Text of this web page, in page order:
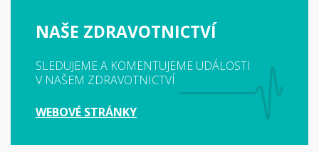
NAŠE ZDRAVOTNICTVÍ
SLEDUJEME A KOMENTUJEME UDÁLOSTI
V NAŠEM ZDRAVOTNICTVÍ
WEBOVÉ STRÁNKY